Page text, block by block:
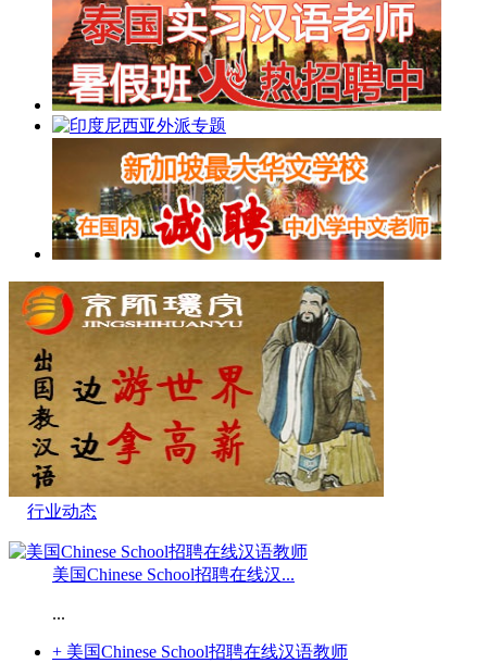
行业动态
美国Chinese School招聘在线汉...
...
+ 美国Chinese School招聘在线汉语教师